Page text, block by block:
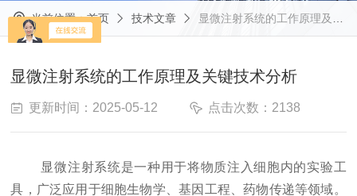
当前位置：首页 技术文章 显微注射系统的工作原理及关键技术分析
显微注射系统的工作原理及关键技术分析
更新时间：2025-05-12 点击次数：2138
显微注射系统是一种用于将物质注入细胞内的实验工
具，广泛应用于细胞生物学、基因工程、药物传递等领域。